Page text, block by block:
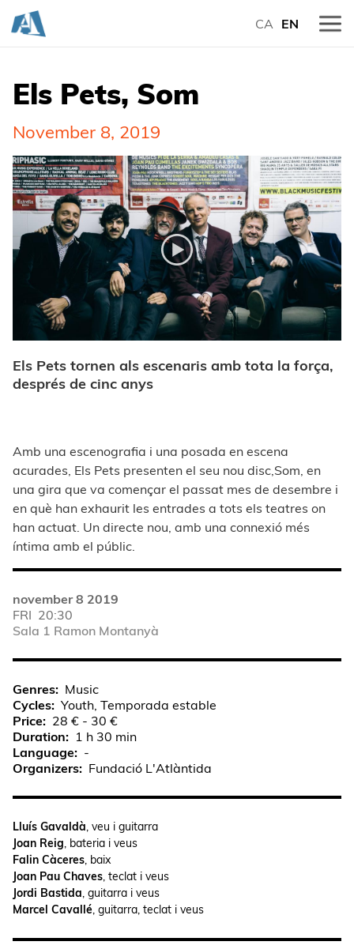
CA EN
Els Pets, Som
November 8, 2019
Els Pets tornen als escenaris amb tota la força,
després de cinc anys
Amb una escenografia i una posada en escena
acurades, Els Pets presenten el seu nou disc,Som, en
una gira que va començar el passat mes de desembre i
en què han exhaurit les entrades a tots els teatres on
han actuat. Un directe nou, amb una connexió més
íntima amb el públic.
november 8 2019
FRI 20:30
Sala 1 Ramon Montanyà
Genres
Music
Cycles Youth, Temporada estable
Price
28 € - 30 €
Duration
1 h 30 min
Language
-
Organizers
Fundació L'Atlàntida
Lluís Gavaldà, veu i guitarra
Joan Reig, bateria i veus
Falin Càceres, baix
Joan Pau Chaves, teclat i veus
Jordi Bastida, guitarra i veus
Marcel Cavallé, guitarra, teclat i veus